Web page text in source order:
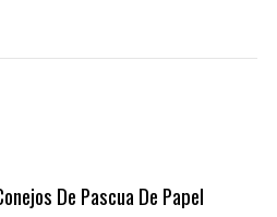
De Pascua De Papel